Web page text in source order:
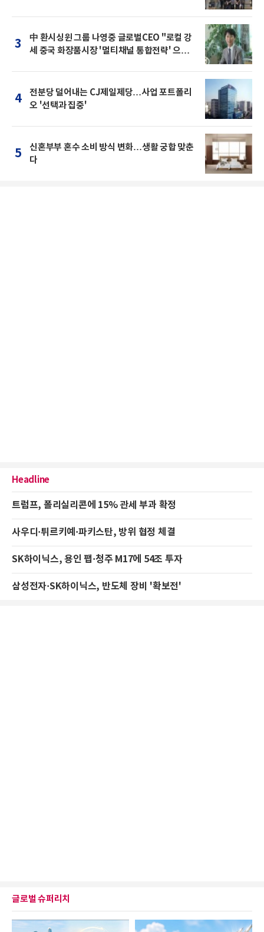
3
中 환시싱윈 그룹 나영중 글로벌CEO "로컬 강
세 중국 화장품시장 '멀티채널 통합전략' 으로
4
전분당 덜어내는 CJ제일제당…사업 포트폴리
오 '선택과 집중'
5
신혼부부 혼수 소비 방식 변화…생활 궁합 맞춘
다
Headline
트럼프, 폴리실리콘에 15% 관세 부과 확정
사우디·튀르키예·파키스탄, 방위 협정 체결
SK하이닉스, 용인 팹·청주 M17에 54조 투자
삼성전자·SK하이닉스, 반도체 장비 '확보전'
글로벌 슈퍼리치